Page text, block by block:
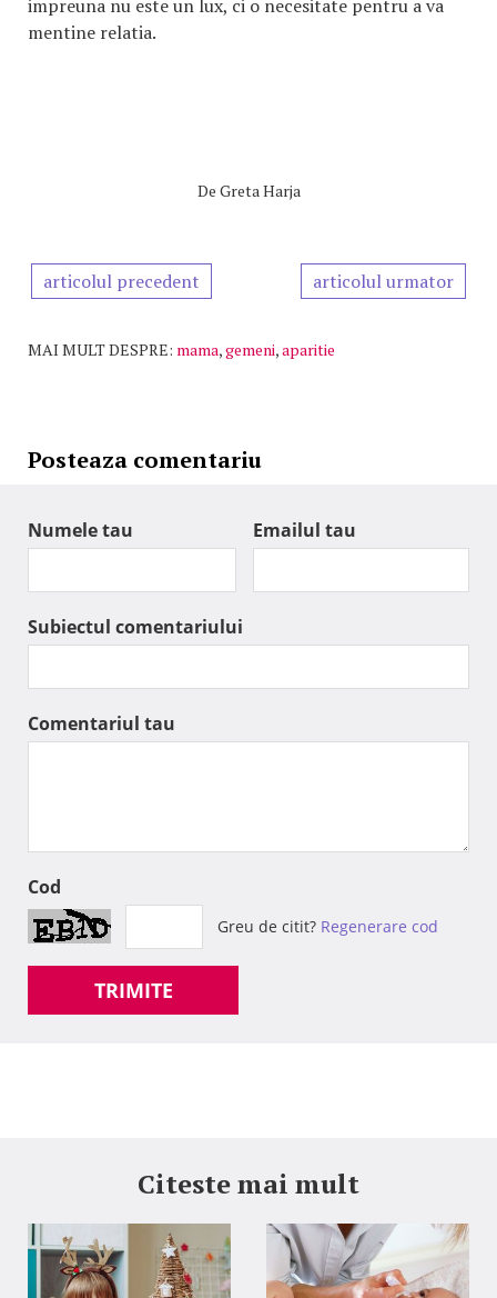
impreuna nu este un lux, ci o necesitate pentru a va
mentine relatia.
De Greta Harja
articolul precedent articolul urmator
MAI MULT DESPRE: mama,gemeni,aparitie
Posteaza comentariu
Numele tau Emailul tau
Subiectul comentariului
Comentariul tau
Cod
Greu de citit? Regenerare cod
TRIMITE
Citeste mai mult